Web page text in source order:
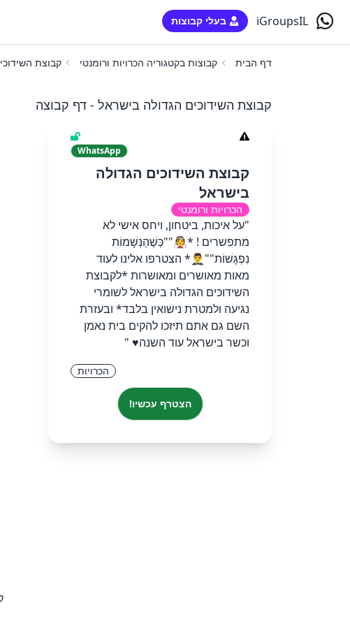
iGroupsIL בעלי קבוצות
דף הבית קבוצות בקטגוריה הכרויות ורומנטי קבוצת
קבוצת השידוכים הגדולה בישראל - דף קבוצה
WhatsApp
קבוצת השידוכים הגדולה
בישראל
הכרויות ורומנטי
"על איכות, ביטחון, ויחס אישי לא
מתפשרים ! *👰""כְּשֶׁהַנְּשָׁמוֹת
נִפְגָּשׁוֹת""🤵‍♂️* הצטרפו אלינו לעוד
מאות מאושרים ומאושרות *לקבוצת
השידוכים הגדולה בישראל לשומרי
נגיעה ולמטרת נישואין בלבד* ובעזרת
השם גם אתם תיזכו להקים בית נאמן
וכשר בישראל עוד השנה♥︎ "
הכרויות
הצטרף עכשיו!